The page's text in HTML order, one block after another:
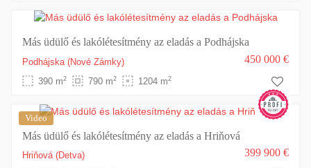
Más üdülő és lakólétesítmény az eladás a Podhájska
Podhájska (Nové Zámky)
390 m2 790 m2 1204 m2
450 000 €
Video
Más üdülő és lakólétesítmény az eladás a Hriňová
Hriňová (Detva)
399 900 €